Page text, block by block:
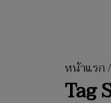
หน้าแรก/
Tag